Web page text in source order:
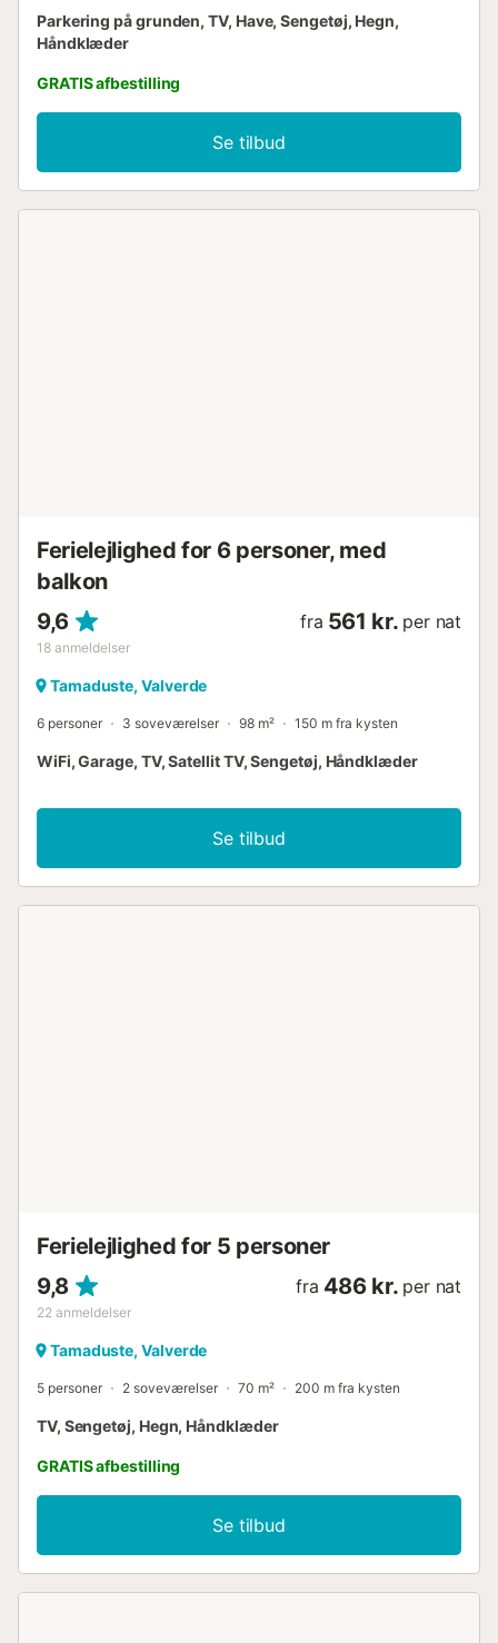
Parkering på grunden, TV, Have, Sengetøj, Hegn,
Håndklæder
GRATIS afbestilling
Se tilbud
Ferielejlighed for 6 personer, med
balkon
9,6
18 anmeldelser
fra 561 kr. per nat
Tamaduste, Valverde
6 personer 3 soveværelser 98 m² 150 m fra kysten
WiFi, Garage, TV, Satellit TV, Sengetøj, Håndklæder
Se tilbud
Ferielejlighed for 5 personer
9,8
22 anmeldelser
fra 486 kr. per nat
Tamaduste, Valverde
5 personer 2 soveværelser 70 m² 200 m fra kysten
TV, Sengetøj, Hegn, Håndklæder
GRATIS afbestilling
Se tilbud